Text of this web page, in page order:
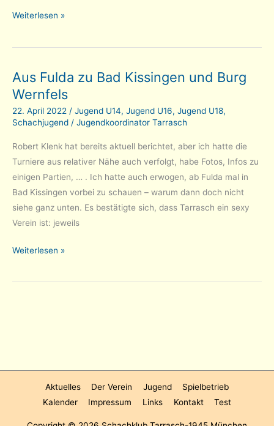
Erfolge
den
Jugend-
Einzelmeisterschaften
Weiterlesen »
Aus Fulda zu Bad Kissingen und Burg
Wernfels
22. April 2022 / Jugend U14, Jugend U16, Jugend U18,
Schachjugend / Jugendkoordinator Tarrasch
Robert Klenk hat bereits aktuell berichtet, aber ich hatte die
Turniere aus relativer Nähe auch verfolgt, habe Fotos, Infos zu
einigen Partien, … . Ich hatte auch erwogen, ab Fulda mal in
Bad Kissingen vorbei zu schauen – warum dann doch nicht
siehe ganz unten. Es bestätigte sich, dass Tarrasch ein sexy
Verein ist: jeweils
Aus
zu
Weiterlesen »
Aktuelles Der Verein Jugend
Spielbetrieb
Kalender
Impressum Links Kontakt Test